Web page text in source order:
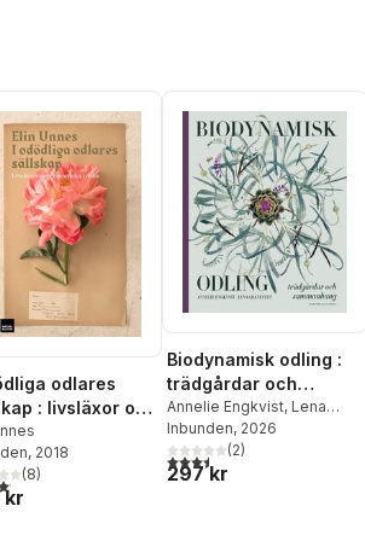
odlares
: livsläxor och
tricks
, 2018
5 stjärnor. Totalt antal röster:
(8)
kr
Biodynamisk odling :
trädgårdar och
sammanhang
Annelie Engkvist, Lena
Granefelt
Inbunden, 2026
3,5utav 5 stjärnor. Totalt
(2)
297 kr